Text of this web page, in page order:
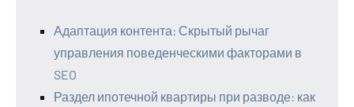
Адаптация контента: Скрытый рычаг
управления поведенческими факторами в
SEO
Раздел ипотечной квартиры при разводе: как